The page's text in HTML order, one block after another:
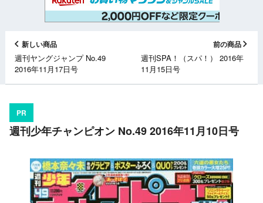
新しい商品
週刊ヤングジャンプ No.49
2016年11月17日号
前の商品
週刊SPA！（スパ！） 2016年
11月15日号
PR
週刊少年チャンピオン No.49 2016年11月10日号